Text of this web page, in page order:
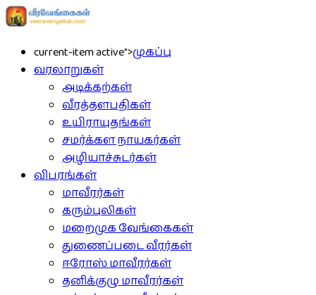
current-item active">முகப்பு
வரலாறுகள்
அடிக்கற்கள்
வீரத்தளபதிகள்
உயிராயுதங்கள்
சமர்க்கள நாயகர்கள்
அழியாச்சுடர்கள்
விபரங்கள்
மாவீரர்கள்
கரும்புலிகள்
மறைமுக வேங்கைகள்
துணைப்படை வீரர்கள்
ஈரோஸ் மாவீரர்கள்
தனிக்குழு மாவீரர்கள்